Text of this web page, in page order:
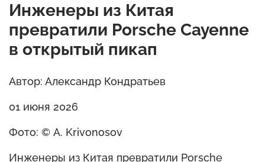
Инженеры из Китая
превратили Porsche Cayenne
в открытый пикап
Автор: Александр Кондратьев
01 июня 2026
Фото: © A. Krivonosov
Инженеры из Китая превратили Porsche